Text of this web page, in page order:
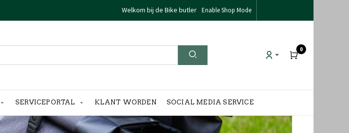
Welkom bij de Bike butler Enable Shop Mode
0
SERVICEPORTAL KLANT WORDEN SOCIAL MEDIA SERVICE